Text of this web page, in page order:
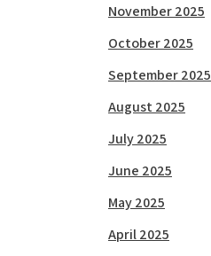
November 2025
October 2025
September 2025
August 2025
July 2025
June 2025
May 2025
April 2025